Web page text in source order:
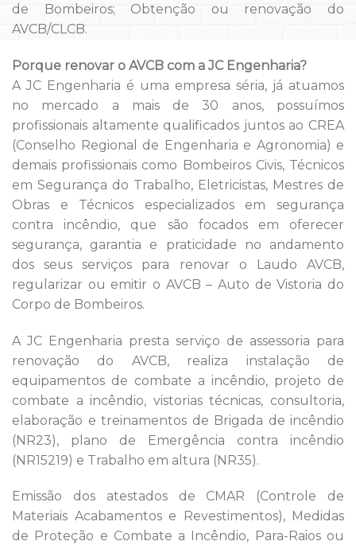
de Bombeiros; Obtenção ou renovação do
AVCB/CLCB.
Porque renovar o AVCB com a JC Engenharia?
A JC Engenharia é uma empresa séria, já atuamos
no mercado a mais de 30 anos, possuímos
profissionais altamente qualificados juntos ao CREA
(Conselho Regional de Engenharia e Agronomia) e
demais profissionais como Bombeiros Civis, Técnicos
em Segurança do Trabalho, Eletricistas, Mestres de
Obras e Técnicos especializados em segurança
contra incêndio, que são focados em oferecer
segurança, garantia e praticidade no andamento
dos seus serviços para renovar o Laudo AVCB,
regularizar ou emitir o AVCB – Auto de Vistoria do
Corpo de Bombeiros.
A JC Engenharia presta serviço de assessoria para
renovação do AVCB, realiza instalação de
equipamentos de combate a incêndio, projeto de
combate a incêndio, vistorias técnicas, consultoria,
elaboração e treinamentos de Brigada de incêndio
(NR23), plano de Emergência contra incêndio
(NR15219) e Trabalho em altura (NR35).
Emissão dos atestados de CMAR (Controle de
Materiais Acabamentos e Revestimentos), Medidas
de Proteção e Combate a Incêndio, Para-Raios ou